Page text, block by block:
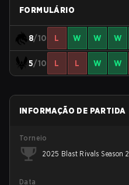
FORMULÁRIO
8/10 L W W W
5/10 L L W W
INFORMAÇÃO DE PARTIDA
Torneio
2025 Blast Rivals Season 2
Data